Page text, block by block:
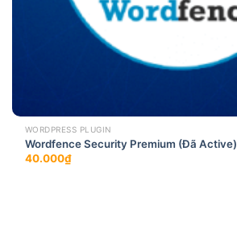
WORDPRESS PLUGIN
Wordfence Security Premium (Đã Active)
40.000₫